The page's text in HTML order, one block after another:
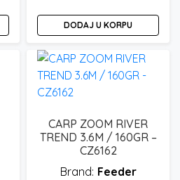
DODAJ U KORPU
CARP ZOOM RIVER
TREND 3.6M / 160GR –
CZ6162
Feeder